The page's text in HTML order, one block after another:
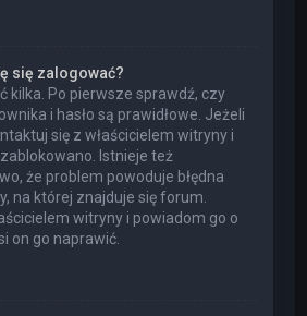
się zalogować?
kilka. Po pierwsze sprawdź, czy
i hasło są prawidłowe. Jeżeli
się z właścicielem witryny i
Istnieje też
że problem powoduje błędna
na której znajduje się forum.
witryny i powiadom go o
on go naprawić.